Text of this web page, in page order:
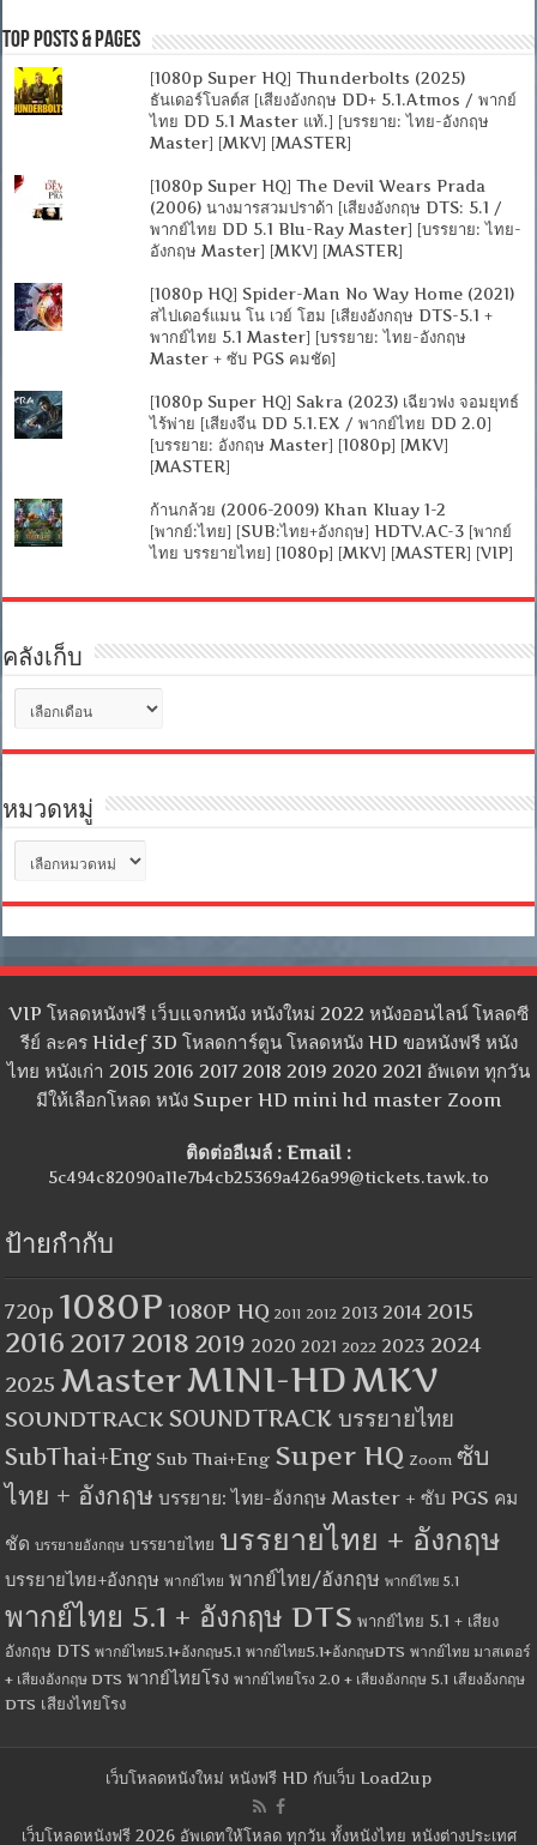
Top Posts & Pages
[1080p Super HQ] Thunderbolts (2025)
ธันเดอร์โบลต์ส [เสียงอังกฤษ DD+ 5.1.Atmos / พากย์
ไทย DD 5.1 Master แท้.] [บรรยาย: ไทย-อังกฤษ
Master] [MKV] [MASTER]
[1080p Super HQ] The Devil Wears Prada
(2006) นางมารสวมปราด้า [เสียงอังกฤษ DTS: 5.1 /
พากย์ไทย DD 5.1 Blu-Ray Master] [บรรยาย: ไทย-
อังกฤษ Master] [MKV] [MASTER]
[1080p HQ] Spider-Man No Way Home (2021)
สไปเดอร์แมน โน เวย์ โฮม [เสียงอังกฤษ DTS-5.1 +
พากย์ไทย 5.1 Master] [บรรยาย: ไทย-อังกฤษ
Master + ซับ PGS คมชัด]
[1080p Super HQ] Sakra (2023) เฉียวฟง จอมยุทธ์
ไร้พ่าย [เสียงจีน DD 5.1.EX / พากย์ไทย DD 2.0]
[บรรยาย: อังกฤษ Master] [1080p] [MKV]
[MASTER]
ก้านกล้วย (2006-2009) Khan Kluay 1-2
[พากย์:ไทย] [SUB:ไทย+อังกฤษ] HDTV.AC-3 [พากย์
ไทย บรรยายไทย] [1080p] [MKV] [MASTER] [VIP]
คลังเก็บ
เก็บ
หมวดหมู่
หมู่
VIP โหลดหนังฟรี เว็บแจกหนัง หนังใหม่ 2022 หนังออนไลน์ โหลดซี
รีย์ ละคร Hidef 3D โหลดการ์ตูน โหลดหนัง HD ขอหนังฟรี หนัง
ไทย หนังเก่า 2015 2016 2017 2018 2019 2020 2021 อัพเดท ทุกวัน
มีให้เลือกโหลด หนัง Super HD mini hd master Zoom
ติดต่ออีเมล์ : Email :
5c494c82090a11e7b4cb25369a426a99@tickets.tawk.to
ป้ายกำกับ
720p 1080P 1080P HQ 2011 2012 2013 2014 2015
2016 2017 2018 2019 2020 2021 2022 2023 2024
2025 MasterMINI-HDMKV
SOUNDTRACK SOUNDTRACK บรรยายไทย
SubThai+Eng Sub Thai+Eng Super HQ Zoom ซับ
ไทย + อังกฤษ บรรยาย: ไทย-อังกฤษ Master + ซับ PGS คม
ชัด บรรยายอังกฤษ บรรยายไทย บรรยายไทย + อังกฤษ
บรรยายไทย+อังกฤษ พากย์ไทย พากย์ไทย/อังกฤษ พากย์ไทย 5.1
พากย์ไทย 5.1 + อังกฤษ DTS พากย์ไทย 5.1 + เสียง
อังกฤษ DTS พากย์ไทย5.1+อังกฤษ5.1 พากย์ไทย5.1+อังกฤษDTS พากย์ไทย มาสเตอร์
+ เสียงอังกฤษ DTS พากย์ไทยโรง พากย์ไทยโรง 2.0 + เสียงอังกฤษ 5.1 เสียงอังกฤษ
DTS เสียงไทยโรง
เว็บโหลดหนังใหม่ หนังฟรี HD กับเว็บ Load2up
เว็บโหลดหนังฟรี 2026 อัพเดทให้โหลด ทุกวัน ทั้งหนังไทย หนังต่างประเทศ